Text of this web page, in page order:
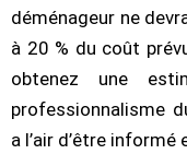
déménageur ne
à 20 % du coût
obtenez une
professionnalisme
a l’air d’être